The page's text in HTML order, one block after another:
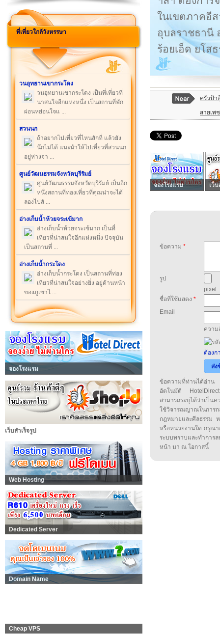
ที่เที่ยวใกล้วังหรรษา
วนอุทยานเขากระโดง
วนอุทยานเขากระโดง เป็นที่เที่ยวที่
น่าสนใจอีกแห่งหนึ่ง เป็นสถานที่พัก
ผ่อนหย่อนใจแ ...
สวนนก
ถ้าอยากไปเที่ยวที่ไหนสักที่ แล้วยัง
นึกไม่ได้ แนะนำให้ไปเที่ยวที่สวนนก
อยู่ห่างจา ...
ศูนย์วัฒนธรรมจังหวัดบุรีรัมย์
ศูนย์วัฒนธรรมจังหวัดบุรีรัมย์ เป็นอีก
หนึ่งสถานที่ท่องเที่ยวที่คุณน่าจะได้
ลองไปสั ...
อ่างเก็บน้ำห้วยจระเข้มาก
อ่างเก็บน้ำห้วยจระเข้มาก เป็นที่
เที่ยวที่น่าสนใจอีกแห่งหนึ่ง ปัจจุบัน
เป็นสถานที่ ...
อ่างเก็บน้ำกระโดง
อ่างเก็บน้ำกระโดง เป็นสถานที่ท่อง
เที่ยวที่น่าสนใจอย่างยิ่ง อยู่ด้านหน้า
ของภูเขาไ ...
จองโรงแรม
เว็บสำเร็จรูป
Web Hosting
Dedicated Server
Domain Name
Cheap VPS
ในเขตภาคอี
อุบลราชธานี
ร้อยเอ็ด ยโส
ครัวป้า
สายเพ
จองโรงแรม เว็
ข้อความ *
รูป
pixel
ชื่อที่ใช้แสดง *
Email
ความ
ต้องก
ส่ง
ข้อความที่ท่านได้อ่าน
อัตโนมัติ
สามารถระบุได้ว่าเป็น
ใช้วิจารณญาณในกา
กฎหมายและศีลธรรม
หรือหน่วยงานใด กรุณา
ระบบทราบและทำกา
หน้า มา ณ โอกาสนี้